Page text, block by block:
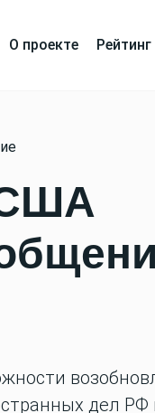
О проекте Рейтинг
США
дел РФ